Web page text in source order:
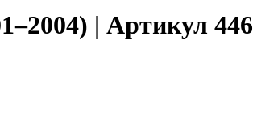
| Артикул